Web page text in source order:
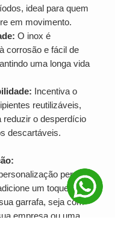
ideal para quem
em movimento.
O inox é
corrosão e fácil de
uma longa vida
Incentiva o
reutilizáveis,
reduzir o desperdício
descartáveis.
permite
um toque
garrafa, seja com
empresa ou uma